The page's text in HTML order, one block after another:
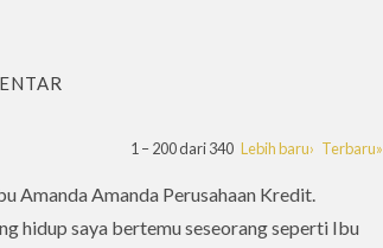
1 – 200 dari 340 Lebih baru› Terbaru»
Amanda Amanda Perusahaan Kredit.
hidup saya bertemu seseorang seperti Ibu